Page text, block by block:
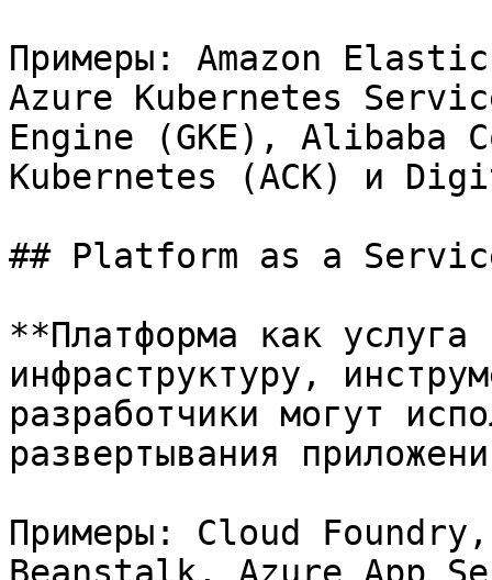
Примеры: Amazon
Azure Kubernetes
Engine (GKE), Alibaba
Kubernetes (ACK) и
## Platform as a
**Платформа как
инфраструктуру,
разработчики могут
развертывания
Примеры: Cloud